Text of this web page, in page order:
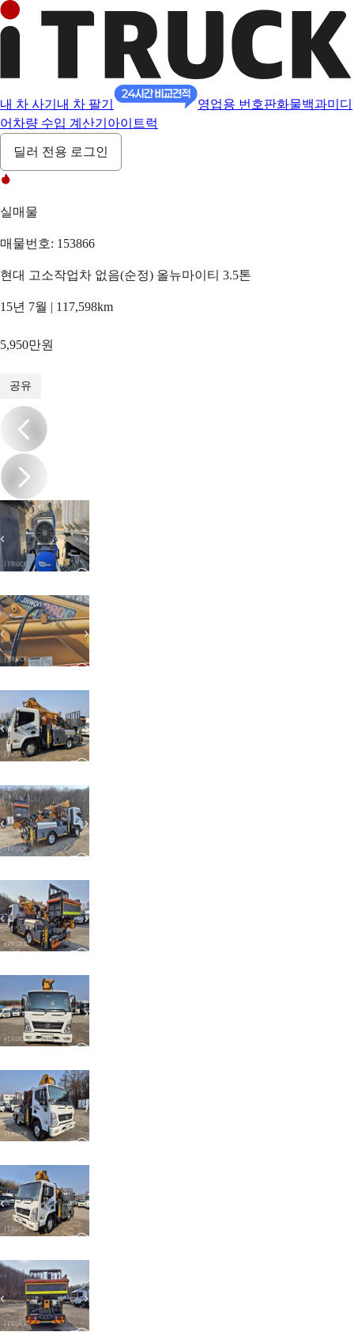
내 차 사기 내 차 팔기 영업용 번호판화물백과미디
어 차량 수입 계산기 아이트럭
딜러 전용 로그인
실매물
매물번호: 153866
현대 고소작업차 없음(순정) 올뉴마이티 3.5톤
15년 7월 | 117,598km
5,950만원
공유
/20